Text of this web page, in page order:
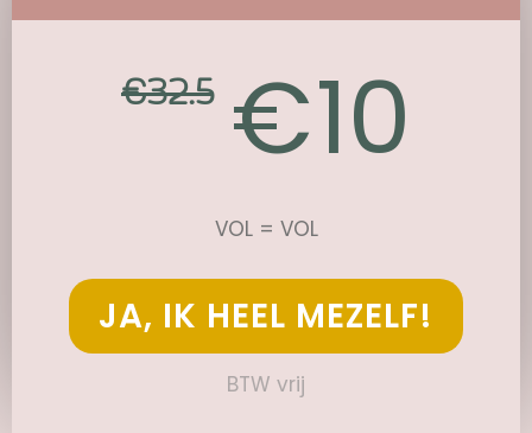
€32.5 €10
VOL = VOL
JA, IK HEEL MEZELF!
BTW vrij